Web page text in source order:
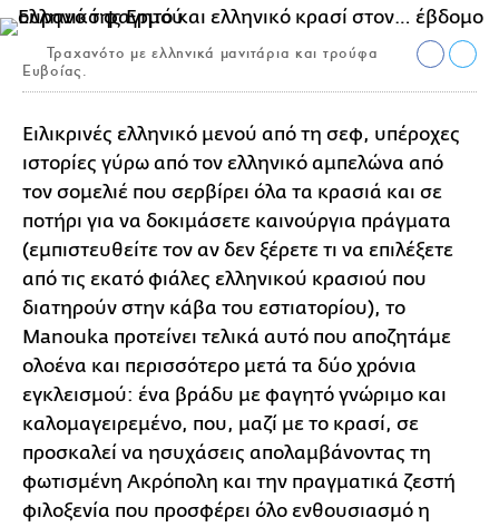
Τραχανότο με ελληνικά μανιτάρια και τρούφα
Ευβοίας.
Ειλικρινές ελληνικό μενού από τη σεφ, υπέροχες
ιστορίες γύρω από τον ελληνικό αμπελώνα από
τον σομελιέ που σερβίρει όλα τα κρασιά και σε
ποτήρι για να δοκιμάσετε καινούργια πράγματα
(εμπιστευθείτε τον αν δεν ξέρετε τι να επιλέξετε
από τις εκατό φιάλες ελληνικού κρασιού που
διατηρούν στην κάβα του εστιατορίου), το
Manοuka προτείνει τελικά αυτό που αποζητάμε
ολοένα και περισσότερο μετά τα δύο χρόνια
εγκλεισμού: ένα βράδυ με φαγητό γνώριμο και
καλομαγειρεμένο, που, μαζί με το κρασί, σε
προσκαλεί να ησυχάσεις απολαμβάνοντας τη
φωτισμένη Ακρόπολη και την πραγματικά ζεστή
φιλοξενία που προσφέρει όλο ενθουσιασμό η